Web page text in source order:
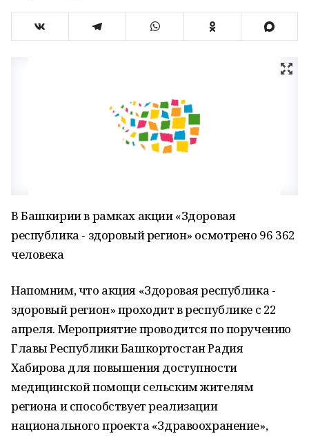
В Башкирии в рамках акции «Здоровая
республика - здоровый регион» осмотрено 96 362
человека
Напомним, что акция «Здоровая республика -
здоровый регион» проходит в республике с 22
апреля. Мероприятие проводится по поручению
Главы Республики Башкортостан Радия
Хабирова для повышения доступности
медицинской помощи сельским жителям
региона и способствует реализации
национального проекта «Здравоохранение»,